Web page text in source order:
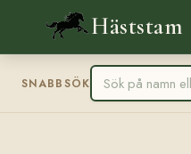
Häststam
SNABBSÖK